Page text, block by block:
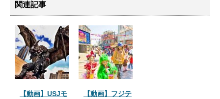
関連記事
【動画】USJモ
【動画】フジテ